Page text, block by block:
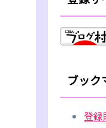
ブック
登録